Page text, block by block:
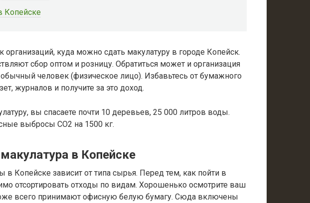
Копейске
организаций, куда можно сдать макулатуру в городе Копейск.
сбор оптом и розницу. Обратиться может и организация
человек (физическое лицо). Избавьтесь от бумажного
журналов и получите за это доход.
вы спасаете почти 10 деревьев, 25 000 литров воды.
выбросы CO2 на 1500 кг.
в Копейске
в Копейске зависит от типа сырья. Перед тем, как пойти в
отсортировать отходы по видам. Хорошенько осмотрите ваш
всего принимают офисную белую бумагу. Сюда включены